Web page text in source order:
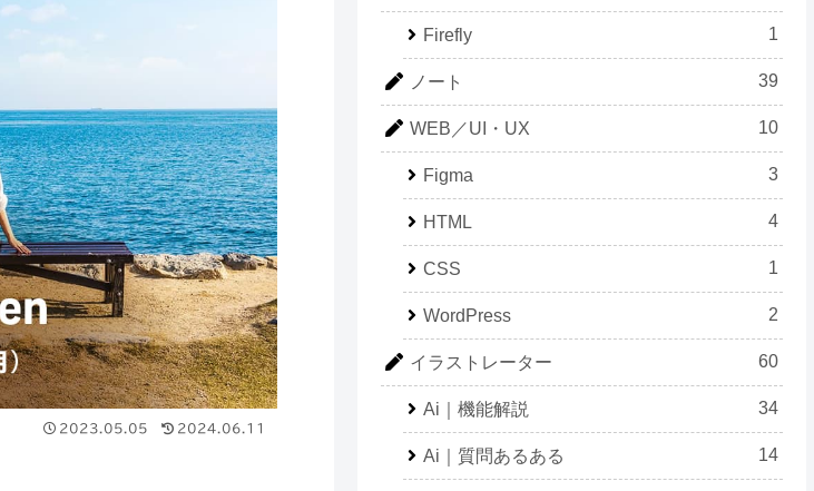
2023.05.05 2024.06.11
Firefly 1
ノート 39
WEB／UI・UX 10
Figma 3
HTML 4
CSS 1
WordPress 2
イラストレーター 60
Ai｜機能解説 34
Ai｜質問あるある 14